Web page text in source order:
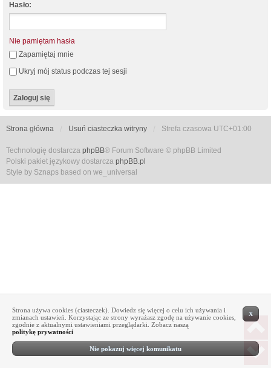
Hasło:
Nie pamiętam hasła
Zapamiętaj mnie
Ukryj mój status podczas tej sesji
Strona główna Usuń ciasteczka witryny Strefa czasowa UTC+01:00
Technologię dostarcza phpBB® Forum Software © phpBB Limited
Polski pakiet językowy dostarcza phpBB.pl
Style by Sznaps based on we_universal
X
Strona używa cookies (ciasteczek). Dowiedz się więcej o celu ich używania i
zmianach ustawień. Korzystając ze strony wyrażasz zgodę na używanie cookies,
zgodnie z aktualnymi ustawieniami przeglądarki. Zobacz naszą
politykę prywatności
Nie pokazuj więcej komunikatu